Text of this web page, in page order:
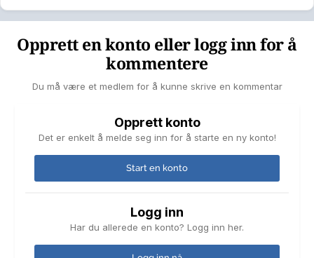
Opprett en konto eller logg inn for å
kommentere
Du må være et medlem for å kunne skrive en kommentar
Opprett konto
Det er enkelt å melde seg inn for å starte en ny konto!
Start en konto
Logg inn
Har du allerede en konto? Logg inn her.